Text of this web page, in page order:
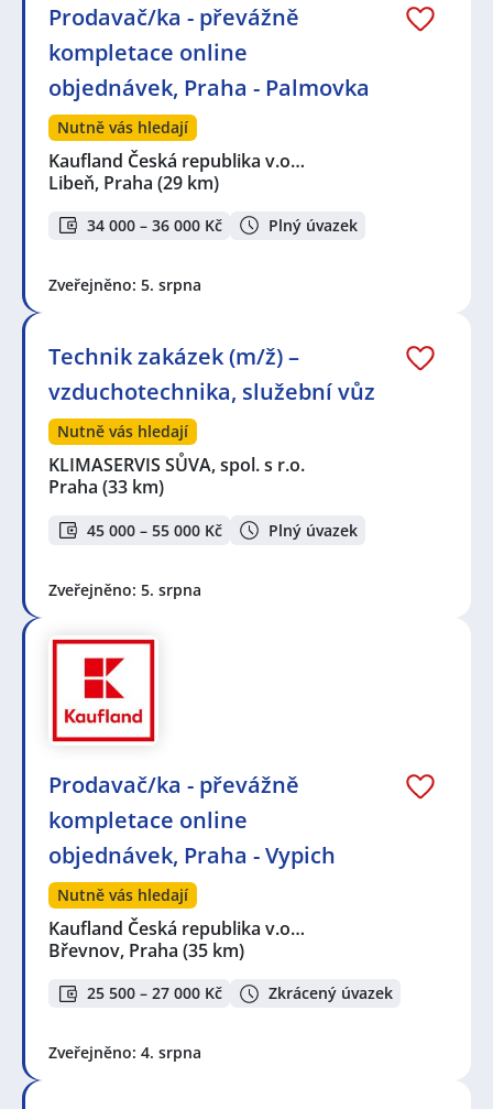
Prodavač/ka - převážně
kompletace online
objednávek, Praha - Palmovka
Nutně vás hledají
Kaufland Česká republika v.o…
Libeň, Praha (29 km)
34 000 – 36 000 Kč Plný úvazek
Zveřejněno: 5. srpna
Technik zakázek (m/ž) –
vzduchotechnika, služební vůz
Nutně vás hledají
KLIMASERVIS SŮVA, spol. s r.o.
Praha (33 km)
45 000 – 55 000 Kč Plný úvazek
Zveřejněno: 5. srpna
Prodavač/ka - převážně
kompletace online
objednávek, Praha - Vypich
Nutně vás hledají
Kaufland Česká republika v.o…
Břevnov, Praha (35 km)
25 500 – 27 000 Kč Zkrácený úvazek
Zveřejněno: 4. srpna